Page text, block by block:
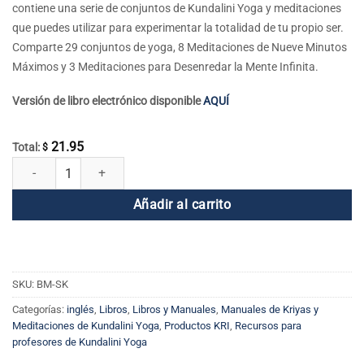
contiene una serie de conjuntos de Kundalini Yoga y meditaciones
que puedes utilizar para experimentar la totalidad de tu propio ser.
Comparte 29 conjuntos de yoga, 8 Meditaciones de Nueve Minutos
Máximos y 3 Meditaciones para Desenredar la Mente Infinita.
Versión de libro electrónico disponibleAQUÍ
Total: $ 21.95
Autoconocimiento cantidad
Añadir al carrito
SKU: BM-SK
Categorías: inglés, Libros, Libros y Manuales, Manuales de Kriyas y
Meditaciones de Kundalini Yoga, Productos KRI, Recursos para
profesores de Kundalini Yoga